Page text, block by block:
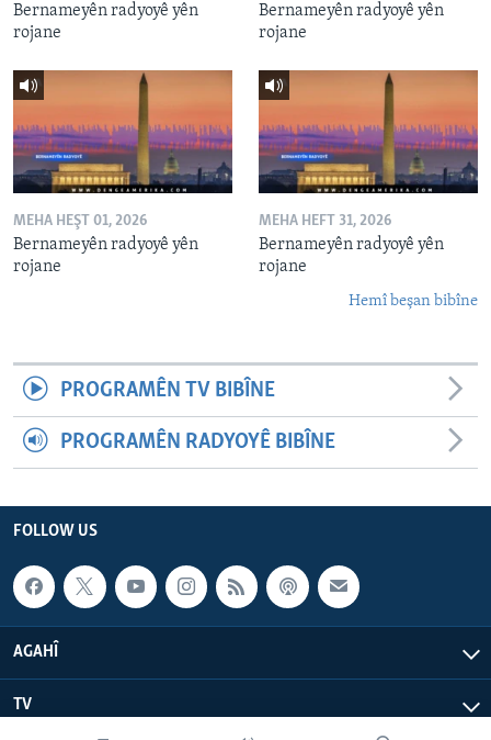
Bernameyên radyoyê yên
rojane
Bernameyên radyoyê yên
rojane
MEHA HEŞT 01, 2026
Bernameyên radyoyê yên
rojane
MEHA HEFT 31, 2026
Bernameyên radyoyê yên
rojane
Hemî beşan bibîne
PROGRAMÊN TV BIBÎNE
PROGRAMÊN RADYOYÊ BIBÎNE
FOLLOW US
AGAHÎ
TV